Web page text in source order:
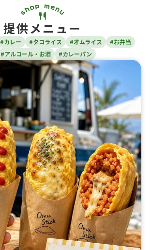
提供メニュー
#カレー #タコライス #オムライス
#お弁当
#アルコール・お酒 #カレーパン